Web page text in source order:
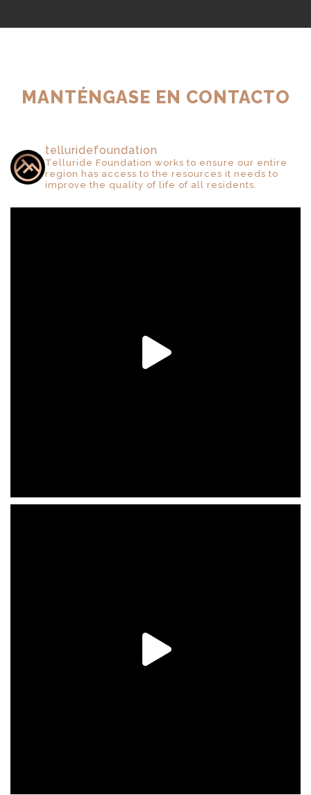
MANTÉNGASE EN CONTACTO
telluridefoundation
Telluride Foundation works to ensure our entire
region has access to the resources it needs to
improve the quality of life of all residents.